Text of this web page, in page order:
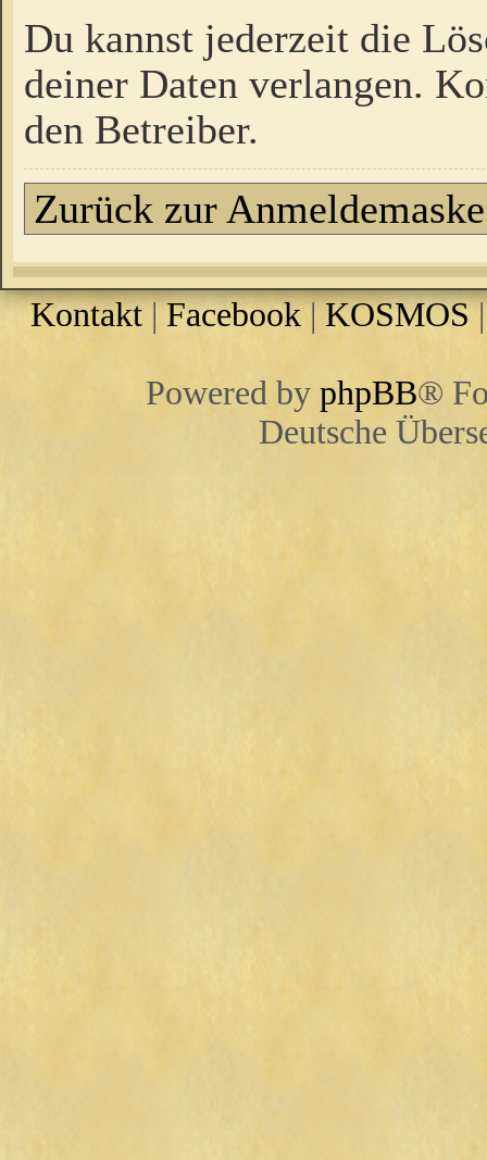
Du kannst jederzeit die
deiner Daten verlangen.
den Betreiber.
Zurück zur Anmeldemaske
Kontakt | Facebook| KOSMOS
Powered by phpBB®
Deutsche